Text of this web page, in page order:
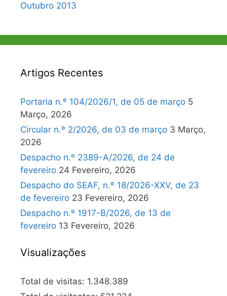
Outubro 2013
Artigos Recentes
Portaria n.º 104/2026/1, de 05 de março 5
Março, 2026
Circular n.º 2/2026, de 03 de março 3 Março,
2026
Despacho n.º 2389-A/2026, de 24 de
fevereiro 24 Fevereiro, 2026
Despacho do SEAF, n.º 18/2026-XXV, de 23
de fevereiro 23 Fevereiro, 2026
Despacho n.º 1917-B/2026, de 13 de
fevereiro 13 Fevereiro, 2026
Visualizações
Total de visitas: 1.348.389